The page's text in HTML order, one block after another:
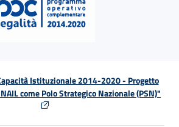
Istituzionale 2014-2020 - Progetto
come Polo Strategico Nazionale (PSN)"